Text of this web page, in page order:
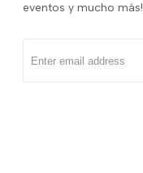
eventos y mucho más!